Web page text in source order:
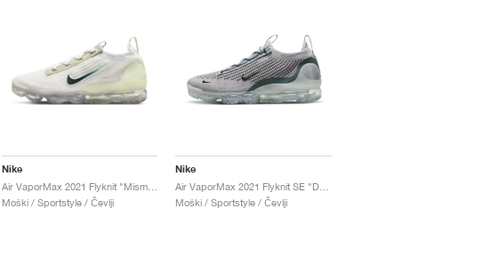
Nike
Air VaporMax 2021 Flyknit "Mismatched Swoosh"
Moški / Sportstyle / Čevlji
Nike
Moški / Sportstyle / Čevlji